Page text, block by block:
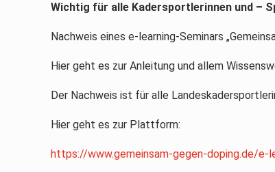
Wichtig für alle Kadersportlerinnen und –
Nachweis eines e-learning-Seminars
Hier geht es zur Anleitung und allem
Der Nachweis ist für alle
Hier geht es zur Plattform:
https://www.gemeinsam-gegen-doping.de/e-